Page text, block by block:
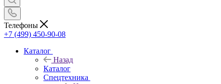
Телефоны
+7 (499) 450-90-08
Каталог
Назад
Каталог
Спецтехника